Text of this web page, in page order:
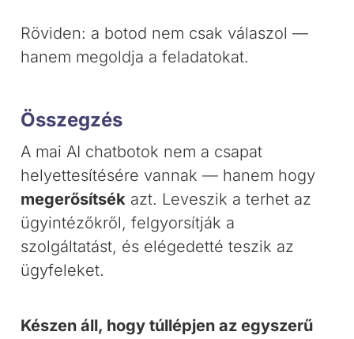
Röviden: a botod nem csak válaszol —
hanem megoldja a feladatokat.
Összegzés
A mai AI chatbotok nem a csapat
helyettesítésére vannak — hanem hogy
megerősítsék azt. Leveszik a terhet az
ügyintézőkről, felgyorsítják a
szolgáltatást, és elégedetté teszik az
ügyfeleket.
Készen áll, hogy túllépjen az egyszerű